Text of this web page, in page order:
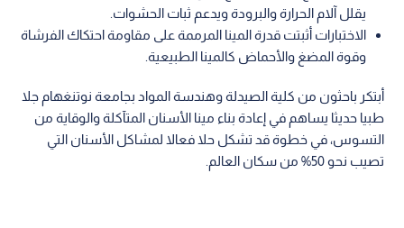
يقلل آلام الحرارة والبرودة ويدعم ثبات الحشوات.
الاختبارات أثبتت قدرة المينا المرممة على مقاومة احتكاك الفرشاة
وقوة المضغ والأحماض كالمينا الطبيعية.
أبتكر باحثون من كلية الصيدلة وهندسة المواد بجامعة نوتنغهام جلا
طبيا حديثا يساهم في إعادة بناء مينا الأسنان المتآكلة والوقاية من
التسوس، في خطوة قد تشكل حلا فعالا لمشاكل الأسنان التي
تصيب نحو 50% من سكان العالم.